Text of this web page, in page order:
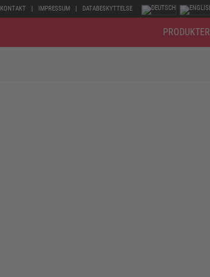
KONTAKT IMPRESSUM DATABESKYTTELSE
PRODUKTER